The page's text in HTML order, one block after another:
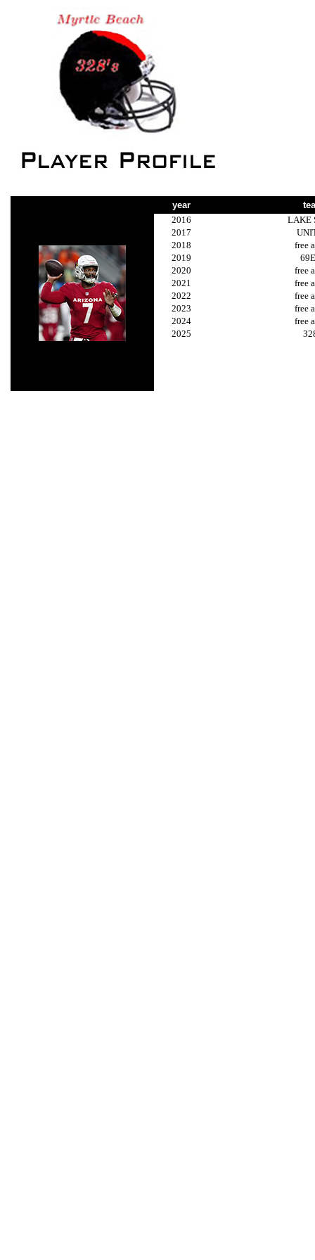
year
2016
LAKE
2017
2018
free
2019
2020
free
2021
free
2022
free
2023
free
2024
free
2025